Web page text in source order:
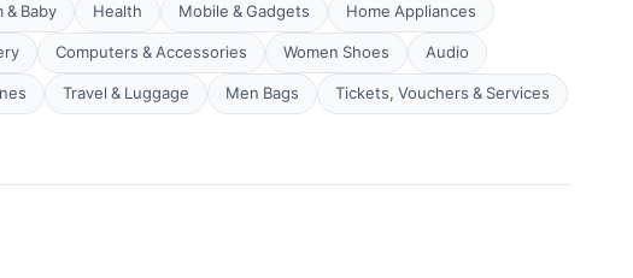
& Baby Health Mobile & Gadgets
Home Appliances
Computers & Accessories Women Shoes
Audio
Travel & Luggage Men Bags
Tickets, Vouchers & Services